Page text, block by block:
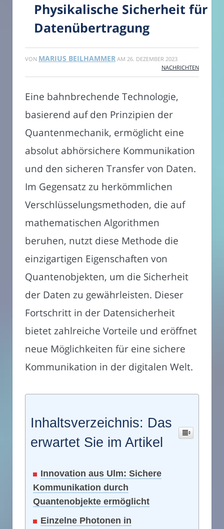
Physikalische Sicherheit für
Datenübertragung
VON MARIUS BEILHAMMER AM 26. DEZEMBER 2023
NACHRICHTEN
Eine bahnbrechende Technologie,
basierend auf den Prinzipien der
Quantenmechanik, ermöglicht eine
absolut abhörsichere Kommunikation
und den sicheren Transfer von Daten.
Im Gegensatz zu herkömmlichen
Verschlüsselungsmethoden, die auf
mathematischen Algorithmen
beruhen, nutzt diese Methode die
einzigartigen Eigenschaften von
Quantenobjekten, um die Sicherheit
der Daten zu gewährleisten. Dieser
Fortschritt in der Datensicherheit
bietet zahlreiche Vorteile und eröffnet
neue Möglichkeiten für eine sichere
Kommunikation in der digitalen Welt.
Inhaltsverzeichnis: Das
erwartet Sie im Artikel
Innovation aus Ulm: Sichere
Kommunikation durch
Quantenobjekte ermöglicht
Einzelne Photonen in